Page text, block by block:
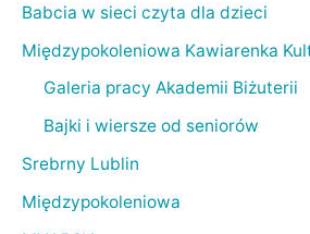
Babcia w sieci czyta dla dzieci
Międzypokoleniowa Kawiarenka
Galeria pracy Akademii Biżuterii
Bajki i wiersze od seniorów
Srebrny Lublin
Międzypokoleniowa